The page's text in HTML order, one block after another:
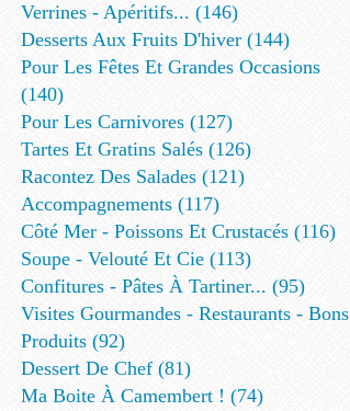
Verrines - Apéritifs... (146)
Desserts Aux Fruits D'hiver (144)
Pour Les Fêtes Et Grandes Occasions
(140)
Pour Les Carnivores (127)
Tartes Et Gratins Salés (126)
Racontez Des Salades (121)
Accompagnements (117)
Côté Mer - Poissons Et Crustacés (116)
Soupe - Velouté Et Cie (113)
Confitures - Pâtes À Tartiner... (95)
Visites Gourmandes - Restaurants - Bons
Produits (92)
Dessert De Chef (81)
Ma Boite À Camembert ! (74)